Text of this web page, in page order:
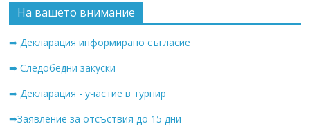
На вашето внимание
➡ Декларация информирано съгласие
➡ Следобедни закуски
➡ Декларация - участие в турнир
➡Заявление за отсъствия до 15 дни